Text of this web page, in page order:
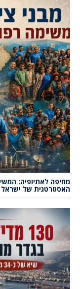
מחיפה לאתיופיה:
האסטרטגית של ישראל